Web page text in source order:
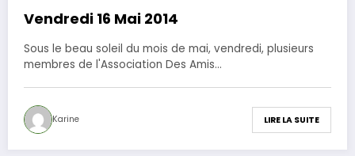
Vendredi 16 Mai 2014
Sous le beau soleil du mois de mai, vendredi, plusieurs
membres de l'Association Des Amis…
Karine LIRE LA SUITE